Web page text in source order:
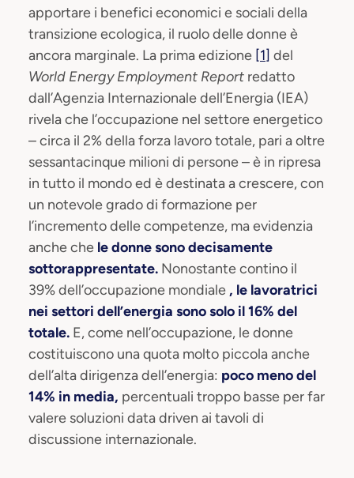
apportare i benefici economici e sociali della
transizione ecologica, il ruolo delle donne è
ancora marginale. La prima edizione [1] del
World Energy Employment Report redatto
dall’Agenzia Internazionale dell’Energia (IEA)
rivela che l’occupazione nel settore energetico
– circa il 2% della forza lavoro totale, pari a oltre
sessantacinque milioni di persone – è in ripresa
in tutto il mondo ed è destinata a crescere, con
un notevole grado di formazione per
l’incremento delle competenze, ma evidenzia
anche che le donne sono decisamente
sottorappresentate. Nonostante contino il
39% dell’occupazione mondiale , le lavoratrici
nei settori dell’energia sono solo il 16% del
totale. E, come nell’occupazione, le donne
costituiscono una quota molto piccola anche
dell’alta dirigenza dell’energia: poco meno del
14% in media, percentuali troppo basse per far
valere soluzioni data driven ai tavoli di
discussione internazionale.